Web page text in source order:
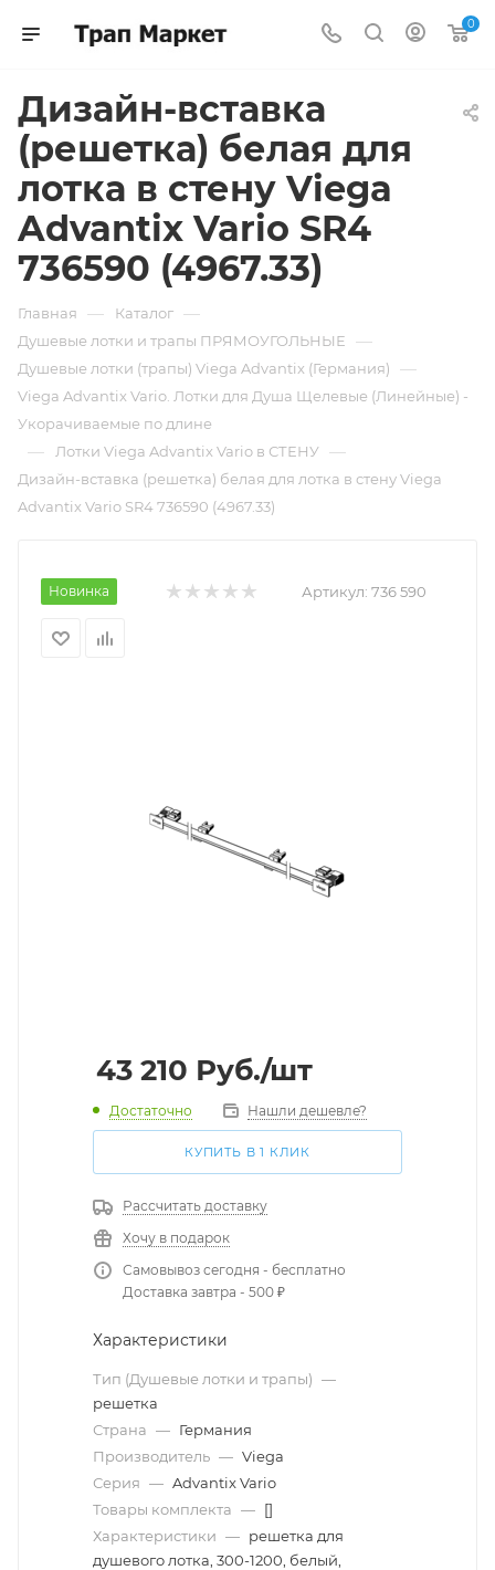
0
Дизайн-вставка
(решетка) белая для
лотка в стену Viega
Advantix Vario SR4
736590 (4967.33)
Главная — Каталог —
Душевые лотки и трапы ПРЯМОУГОЛЬНЫЕ —
Душевые лотки (трапы) Viega Advantix (Германия) —
Viega Advantix Vario. Лотки для Душа Щелевые (Линейные) -
Укорачиваемые по длине
— Лотки Viega Advantix Vario в СТЕНУ —
Дизайн-вставка (решетка) белая для лотка в стену Viega
Advantix Vario SR4 736590 (4967.33)
Новинка Артикул: 736 590
43 210 Руб./шт
Достаточно Нашли дешевле?
КУПИТЬ В 1 КЛИК
Рассчитать доставку
Хочу в подарок
Самовывоз сегодня - бесплатно
Доставка завтра - 500 ₽
Характеристики
Тип (Душевые лотки и трапы) —
решетка
Страна — Германия
Производитель — Viega
Серия — Advantix Vario
Товары комплекта — []
Характеристики — решетка для
душевого лотка, 300-1200, белый,